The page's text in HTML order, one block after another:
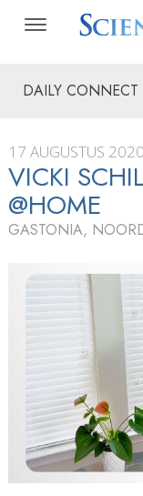
DAILY CONNECT
17 AUGUSTUS 2020
VICKI
@HOME
GASTONIA,